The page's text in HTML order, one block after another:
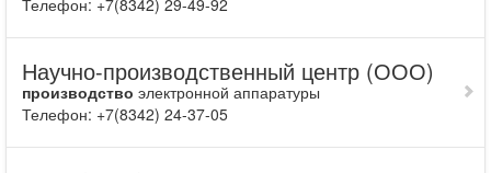
Телефон: +7(8342) 29-49-92
Научно-производственный центр (ООО)
производство электронной аппаратуры
Телефон: +7(8342) 24-37-05